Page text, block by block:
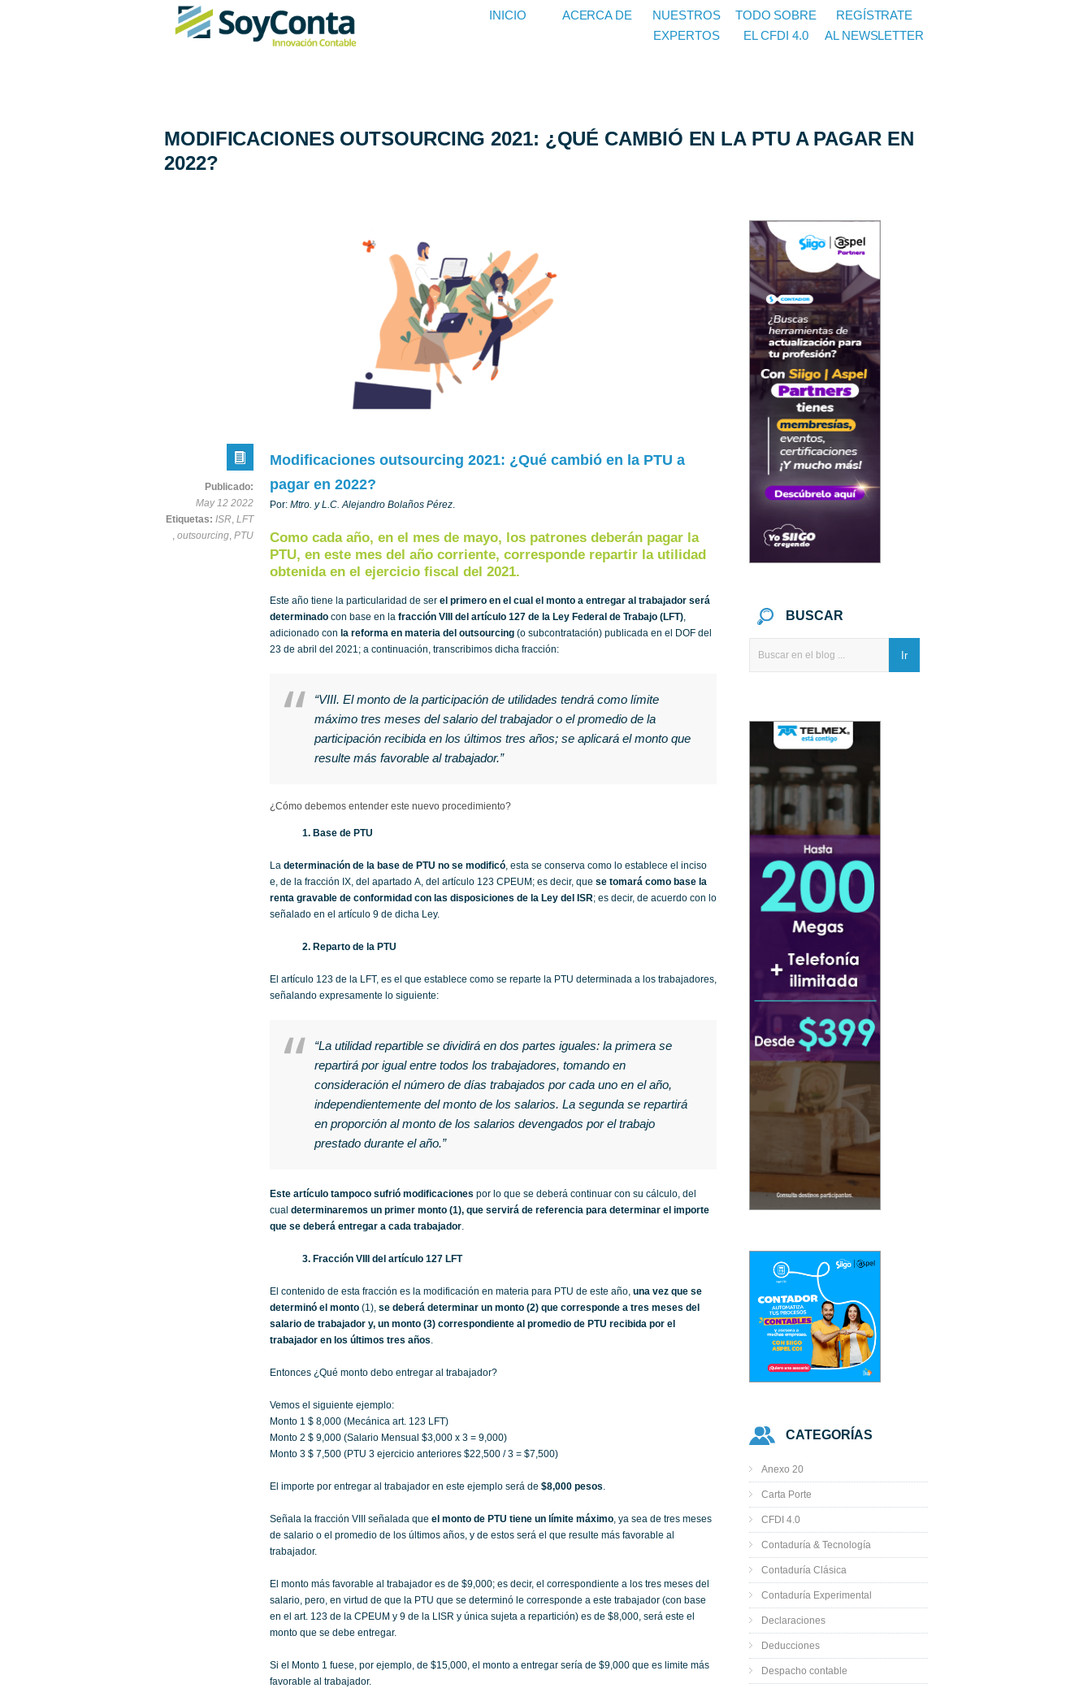
INICIO ACERCA DE
NUESTROS
EXPERTOS
TODO SOBRE
EL CFDI 4.0
REGÍSTRATE
AL NEWSLETTER
MODIFICACIONES OUTSOURCING 2021: ¿QUÉ CAMBIÓ EN LA PTU A PAGAR EN
2022?
Modificaciones outsourcing 2021: ¿Qué cambió en la PTU a
pagar en 2022?
Por: Mtro. y L.C. Alejandro Bolaños Pérez.
Como cada año, en el mes de mayo, los patrones deberán pagar la
PTU, en este mes del año corriente, corresponde repartir la utilidad
obtenida en el ejercicio fiscal del 2021.
Este año tiene la particularidad de ser el primero en el cual el monto a entregar al trabajador será
determinado con base en la fracción VIII del artículo 127 de la Ley Federal de Trabajo (LFT),
adicionado con la reforma en materia del outsourcing (o subcontratación) publicada en el DOF del
23 de abril del 2021; a continuación, transcribimos dicha fracción:
“VIII. El monto de la participación de utilidades tendrá como límite
máximo tres meses del salario del trabajador o el promedio de la
participación recibida en los últimos tres años; se aplicará el monto que
resulte más favorable al trabajador.”
¿Cómo debemos entender este nuevo procedimiento?
1. Base de PTU
La determinación de la base de PTU no se modificó, esta se conserva como lo establece el inciso
e, de la fracción IX, del apartado A, del artículo 123 CPEUM; es decir, que se tomará como base la
renta gravable de conformidad con las disposiciones de la Ley del ISR; es decir, de acuerdo con lo
señalado en el artículo 9 de dicha Ley.
2. Reparto de la PTU
El artículo 123 de la LFT, es el que establece como se reparte la PTU determinada a los trabajadores,
señalando expresamente lo siguiente:
“La utilidad repartible se dividirá en dos partes iguales: la primera se
repartirá por igual entre todos los trabajadores, tomando en
consideración el número de días trabajados por cada uno en el año,
independientemente del monto de los salarios. La segunda se repartirá
en proporción al monto de los salarios devengados por el trabajo
prestado durante el año.”
Este artículo tampoco sufrió modificaciones por lo que se deberá continuar con su cálculo, del
cual determinaremos un primer monto (1), que servirá de referencia para determinar el importe
que se deberá entregar a cada trabajador.
3. Fracción VIII del artículo 127 LFT
El contenido de esta fracción es la modificación en materia para PTU de este año, una vez que se
determinó el monto (1), se deberá determinar un monto (2) que corresponde a tres meses del
salario de trabajador y, un monto (3) correspondiente al promedio de PTU recibida por el
trabajador en los últimos tres años.
Entonces ¿Qué monto debo entregar al trabajador?
Vemos el siguiente ejemplo:
Monto 1 $ 8,000 (Mecánica art. 123 LFT)
Monto 2 $ 9,000 (Salario Mensual $3,000 x 3 = 9,000)
Monto 3 $ 7,500 (PTU 3 ejercicio anteriores $22,500 / 3 = $7,500)
El importe por entregar al trabajador en este ejemplo será de $8,000 pesos.
Señala la fracción VIII señalada que el monto de PTU tiene un límite máximo, ya sea de tres meses
de salario o el promedio de los últimos años, y de estos será el que resulte más favorable al
trabajador.
El monto más favorable al trabajador es de $9,000; es decir, el correspondiente a los tres meses del
salario, pero, en virtud de que la PTU que se determinó le corresponde a este trabajador (con base
en el art. 123 de la CPEUM y 9 de la LISR y única sujeta a repartición) es de $8,000, será este el
monto que se debe entregar.
Si el Monto 1 fuese, por ejemplo, de $15,000, el monto a entregar sería de $9,000 que es limite más
favorable al trabajador.
Publicado:
May 12 2022
Etiquetas: ISR, LFT
, outsourcing, PTU
BUSCAR
CATEGORÍAS
Anexo 20
Carta Porte
CFDI 4.0
Contaduría & Tecnología
Contaduría Clásica
Contaduría Experimental
Declaraciones
Deducciones
Despacho contable